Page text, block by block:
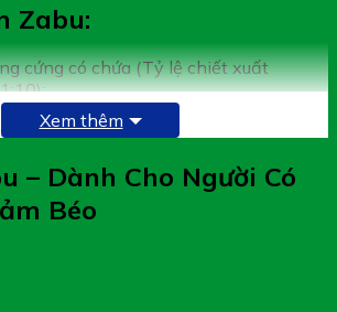
Zabu:
cứng có chứa (Tỷ lệ chiết xuất
Nelumbinis)
100 mg
(Garcinia Cambogia)
50 mg
xanh (Green Coffee bean)
hạ thảo (Cordyceps militaris)
Xem thêm
– Dành Cho Người Có
Béo